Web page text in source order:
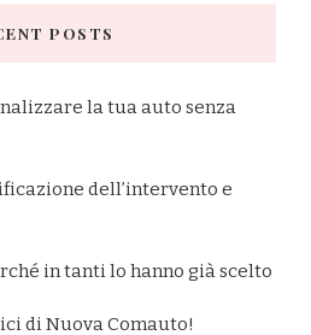
POSTS
la tua auto senza
dell’intervento e
in tanti lo hanno già scelto
di Nuova Comauto!